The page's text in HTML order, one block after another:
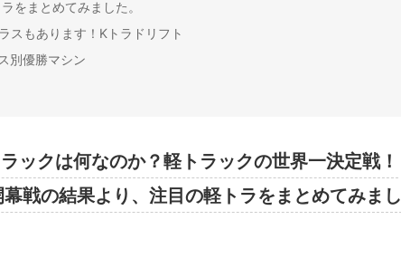
をまとめてみました。
スもあります！Kトラドリフト
別優勝マシン
ックは何なのか？軽トラックの世界一決定戦！
戦の結果より、注目の軽トラをまとめてみまし